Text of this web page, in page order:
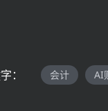
： 会计 AI